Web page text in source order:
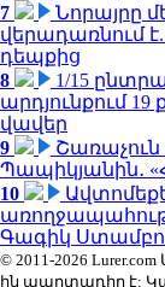
7
Նորայրը
վերադառնում
դեպքից
8
1/15
արդյունքում
վավեր
9
Պապիկյանին․
10
Գագիկ
© 2011-2026
ին պարտադիր է: